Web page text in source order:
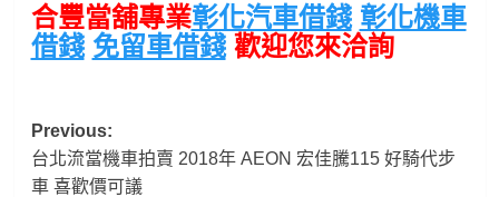
合豐當舖專業彰化汽車借錢 彰化機車
借錢 免留車借錢歡迎您來洽詢
Post
navigation
Previous:
台北流當機車拍賣 2018年 AEON 宏佳騰115 好騎代步
車 喜歡價可議